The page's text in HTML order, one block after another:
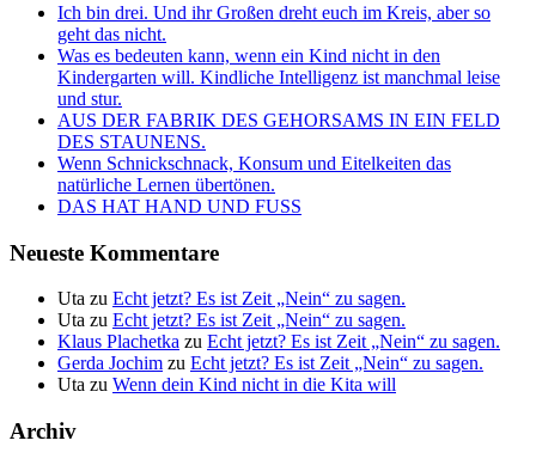
Ich bin drei. Und ihr Großen dreht euch im Kreis, aber so
geht das nicht.
Was es bedeuten kann, wenn ein Kind nicht in den
Kindergarten will. Kindliche Intelligenz ist manchmal leise
und stur.
AUS DER FABRIK DES GEHORSAMS IN EIN FELD
DES STAUNENS.
Wenn Schnickschnack, Konsum und Eitelkeiten das
natürliche Lernen übertönen.
DAS HAT HAND UND FUSS
Neueste Kommentare
Uta zu Echt jetzt? Es ist Zeit „Nein“ zu sagen.
Uta zu Echt jetzt? Es ist Zeit „Nein“ zu sagen.
Klaus Plachetka zu Echt jetzt? Es ist Zeit „Nein“ zu sagen.
Gerda Jochim zu Echt jetzt? Es ist Zeit „Nein“ zu sagen.
Uta zu Wenn dein Kind nicht in die Kita will
Archiv